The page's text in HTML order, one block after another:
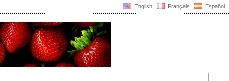
English Français Español